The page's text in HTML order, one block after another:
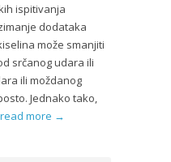
ispitivanja
dodataka
može smanjiti
srčanog udara ili
ili moždanog
Jednako tako,
read more →